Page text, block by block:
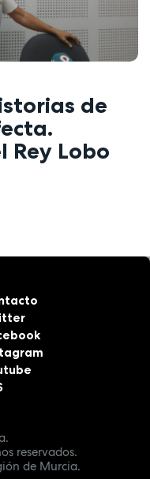
de
Rey Lobo
reservados.
de Murcia.